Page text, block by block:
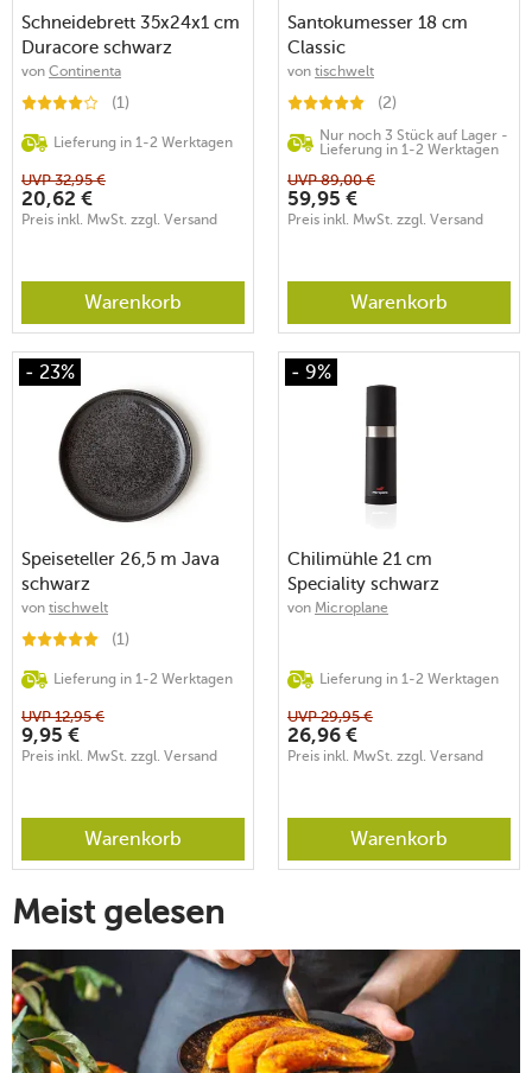
Schneidebrett 35x24x1 cm
Duracore schwarz
von Continenta
(1)
Lieferung in 1-2 Werktagen
UVP32,95 €
20,62 €
Preis inkl. MwSt. zzgl. Versand
Warenkorb
Santokumesser 18 cm
Classic
von tischwelt
(2)
Nur noch 3 Stück auf Lager -
Lieferung in 1-2 Werktagen
UVP89,00 €
59,95 €
Preis inkl. MwSt. zzgl. Versand
Warenkorb
- 23%
Speiseteller 26,5 m Java
schwarz
von tischwelt
(1)
Lieferung in 1-2 Werktagen
UVP12,95 €
9,95 €
Preis inkl. MwSt. zzgl. Versand
Warenkorb
- 9%
Chilimühle 21 cm
Speciality schwarz
von Microplane
Lieferung in 1-2 Werktagen
UVP29,95 €
26,96 €
Preis inkl. MwSt. zzgl. Versand
Warenkorb
Meist gelesen